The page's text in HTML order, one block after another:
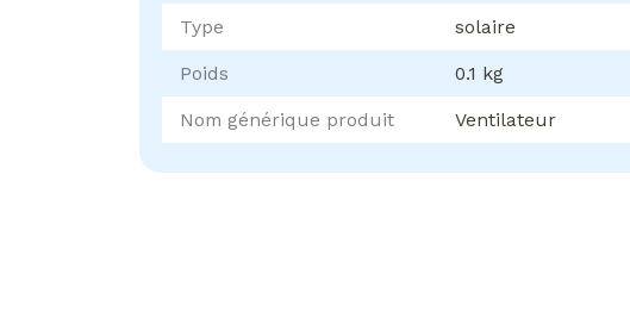
Type solaire
Poids 0.1 kg
Nom générique produit Ventilateur